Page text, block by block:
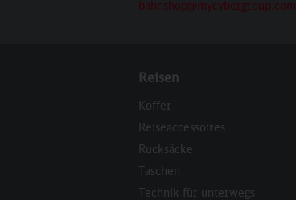
bahnshop@mycybergroup.com
Reisen
Koffer
Reiseaccessoires
Rucksäcke
Taschen
Technik für unterwegs